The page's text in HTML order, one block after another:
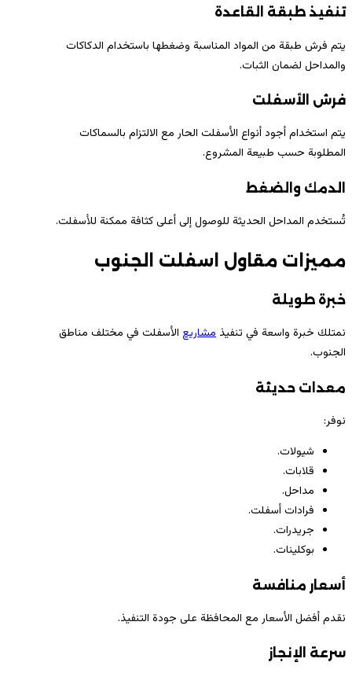
تنفيذ طبقة القاعدة
يتم فرش طبقة من المواد المناسبة وضغطها باستخدام الدكاكات
والمداحل لضمان الثبات.
فرش الأسفلت
يتم استخدام أجود أنواع الأسفلت الحار مع الالتزام بالسماكات
المطلوبة حسب طبيعة المشروع.
الدمك والضغط
تُستخدم المداحل الحديثة للوصول إلى أعلى كثافة ممكنة للأسفلت.
مميزات مقاول اسفلت الجنوب
خبرة طويلة
نمتلك خبرة واسعة في تنفيذ مشاريع الأسفلت في مختلف مناطق
الجنوب.
معدات حديثة
نوفر:
شيولات.
قلابات.
مداحل.
فرادات أسفلت.
جريدرات.
بوكلينات.
أسعار منافسة
نقدم أفضل الأسعار مع المحافظة على جودة التنفيذ.
سرعة الإنجاز